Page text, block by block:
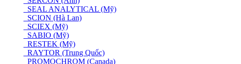
SEAL ANALYTICAL (Mỹ)
SCION (Hà Lan)
SCIEX (Mỹ)
SABIO (Mỹ)
RESTEK (Mỹ)
RAYTOR (Trung Quốc)
PROMOCHROM (Canada)